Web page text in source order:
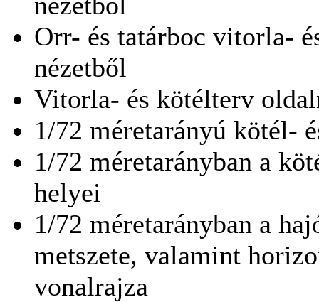
Orr- és tatárboc vitorla-
nézetből
Vitorla- és kötélterv
1/72 méretarányú kötél-
1/72 méretarányban a
helyei
1/72 méretarányban a
metszete, valamint
vonalrajza